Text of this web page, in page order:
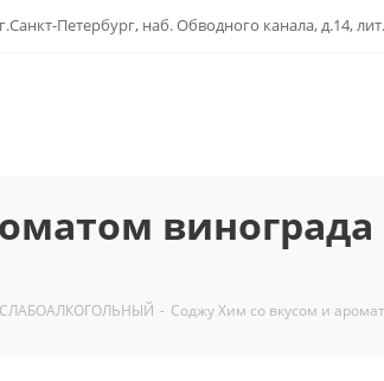
г.Санкт-Петербург, наб. Обводного канала, д.14,
винограда
- Соджу Хим со вкусом и